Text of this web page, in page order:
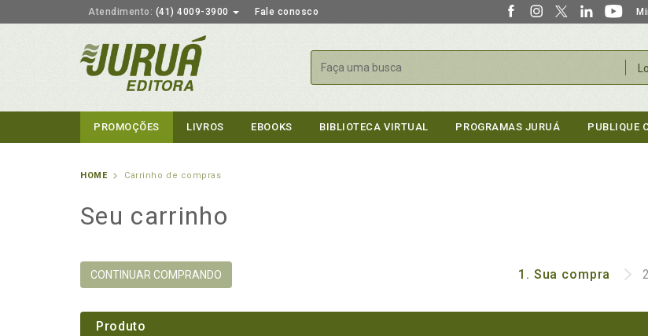
Atendimento: (41) 4009-3900 Fale conosco
Buscar
PROMOÇÕES LIVROS EBOOKS BIBLIOTECA VIRTUAL PROGRAMAS JURUÁ PUBLIQUE
HOME Carrinho de compras
Seu carrinho
CONTINUAR COMPRANDO 1. Sua compra
Produto